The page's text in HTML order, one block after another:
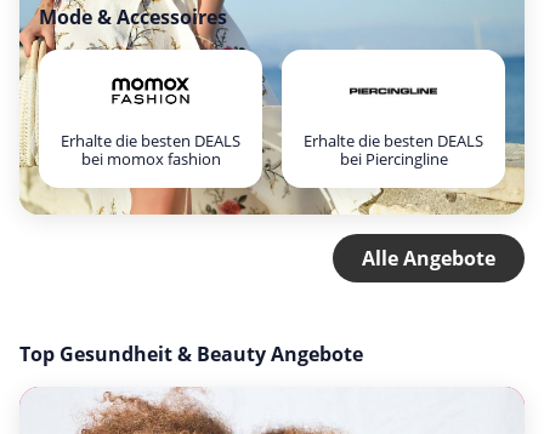
Mode & Accessoires
Erhalte die besten DEALS
bei momox fashion
Erhalte die besten DEALS
bei Piercingline
Alle Angebote
Top Gesundheit & Beauty Angebote